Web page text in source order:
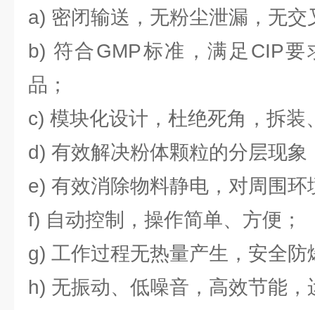
a) 密闭输送，无粉尘泄漏，无交
b) 符合GMP标准，满足CIP
品；
c) 模块化设计，杜绝死角，拆装
d) 有效解决粉体颗粒的分层现象
e) 有效消除物料静电，对周围环
f) 自动控制，操作简单、方便；
g) 工作过程无热量产生，安全防
h) 无振动、低噪音，高效节能